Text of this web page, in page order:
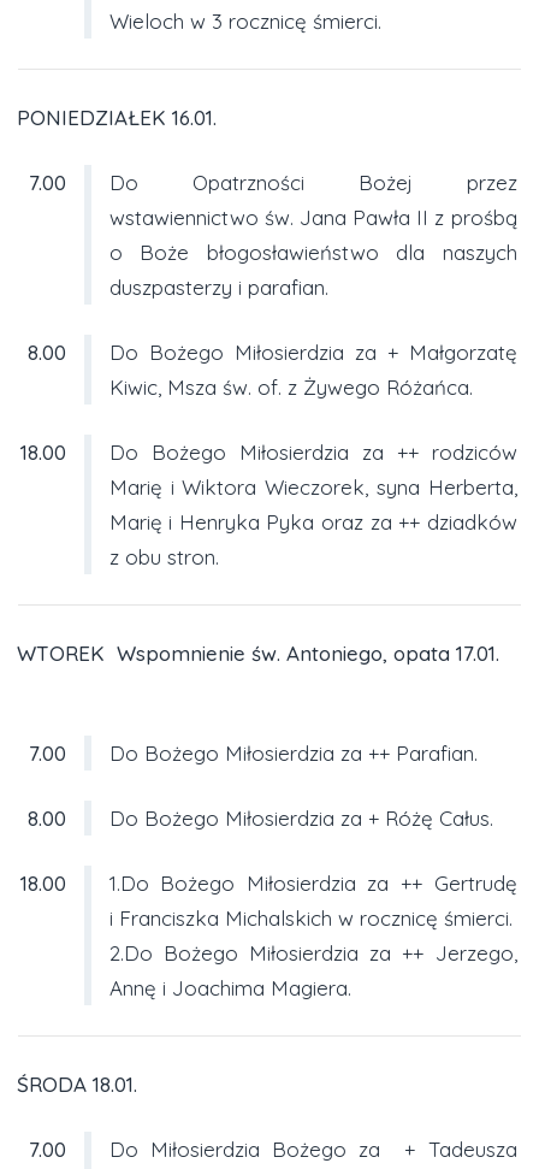
Wieloch w 3 rocznicę śmierci.
PONIEDZIAŁEK 16.01.
7.00
Do Opatrzności Bożej przez
wstawiennictwo św. Jana Pawła II z prośbą
o Boże błogosławieństwo dla naszych
duszpasterzy i parafian.
8.00
Do Bożego Miłosierdzia za + Małgorzatę
Kiwic, Msza św. of. z Żywego Różańca.
18.00
Do Bożego Miłosierdzia za ++ rodziców
Marię i Wiktora Wieczorek, syna Herberta,
Marię i Henryka Pyka oraz za ++ dziadków
z obu stron.
WTOREK Wspomnienie św. Antoniego, opata 17.01.
7.00 Do Bożego Miłosierdzia za ++ Parafian.
8.00 Do Bożego Miłosierdzia za + Różę Całus.
18.00
1.Do Bożego Miłosierdzia za ++ Gertrudę
i Franciszka Michalskich w rocznicę śmierci.
2.Do Bożego Miłosierdzia za ++ Jerzego,
Annę i Joachima Magiera.
ŚRODA 18.01.
7.00
Do Miłosierdzia Bożego za + Tadeusza